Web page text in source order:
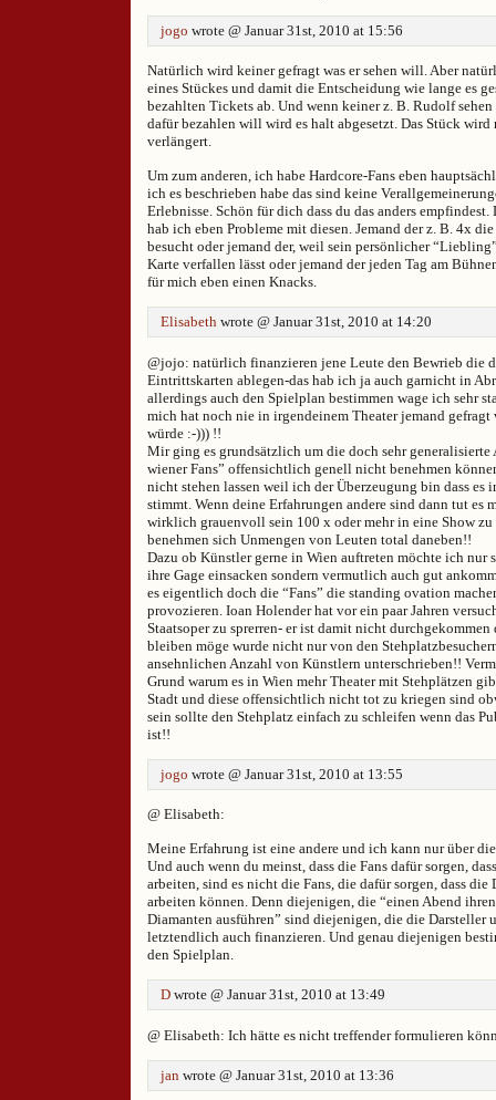
jogo wrote @ Januar 31st, 2010 at 15:56
Natürlich wird keiner gefragt was er sehen will. Aber
eines Stückes und damit die Entscheidung wie lange es
bezahlten Tickets ab. Und wenn keiner z. B. Rudolf
dafür bezahlen will wird es halt abgesetzt. Das Stück wird
verlängert.
Um zum anderen, ich habe Hardcore-Fans eben
ich es beschrieben habe das sind keine
Erlebnisse. Schön für dich dass du das anders
hab ich eben Probleme mit diesen. Jemand der z. B. 4x
besucht oder jemand der, weil sein persönlicher
Karte verfallen lässt oder jemand der jeden Tag am
für mich eben einen Knacks.
Elisabeth wrote @ Januar 31st, 2010 at 14:20
@jojo: natürlich finanzieren jene Leute den Bewrieb die
Eintrittskarten ablegen-das hab ich ja auch garnicht in
allerdings auch den Spielplan bestimmen wage ich sehr
mich hat noch nie in irgendeinem Theater jemand gefragt
würde :-))) !!
Mir ging es grundsätzlich um die doch sehr generalisierte
wiener Fans” offensichtlich genell nicht benehmen
nicht stehen lassen weil ich der Überzeugung bin dass es
stimmt. Wenn deine Erfahrungen andere sind dann tut es
wirklich grauenvoll sein 100 x oder mehr in eine Show
benehmen sich Unmengen von Leuten total daneben!!
Dazu ob Künstler gerne in Wien auftreten möchte ich nur
ihre Gage einsacken sondern vermutlich auch gut
es eigentlich doch die “Fans” die standing ovation
provozieren. Ioan Holender hat vor ein paar Jahren
Staatsoper zu sprerren- er ist damit nicht durchgekommen
bleiben möge wurde nicht nur von den
ansehnlichen Anzahl von Künstlern unterschrieben!!
Grund warum es in Wien mehr Theater mit Stehplätzen
Stadt und diese offensichtlich nicht tot zu kriegen sind
sein sollte den Stehplatz einfach zu schleifen wenn das
ist!!
jogo wrote @ Januar 31st, 2010 at 13:55
@ Elisabeth:
Meine Erfahrung ist eine andere und ich kann nur über
Und auch wenn du meinst, dass die Fans dafür sorgen,
arbeiten, sind es nicht die Fans, die dafür sorgen, dass
arbeiten können. Denn diejenigen, die “einen Abend
Diamanten ausführen” sind diejenigen, die die Darsteller
letztendlich auch finanzieren. Und genau diejenigen
den Spielplan.
D wrote @ Januar 31st, 2010 at 13:49
@ Elisabeth: Ich hätte es nicht treffender formulieren
jan wrote @ Januar 31st, 2010 at 13:36